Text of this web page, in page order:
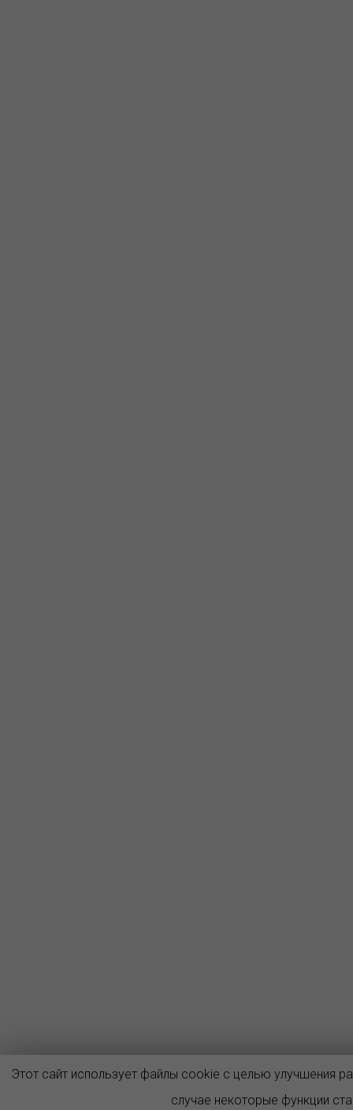
Этот сайт использует файлы cookie с целью улучшения
случае некоторые функции